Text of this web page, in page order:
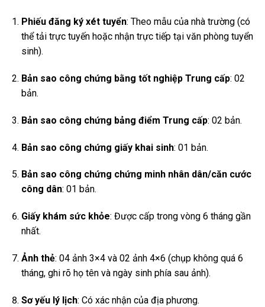
Phiếu đăng ký xét tuyển: Theo mẫu của nhà trường (có
thể tải trực tuyến hoặc nhận trực tiếp tại văn phòng tuyển
sinh).
Bản sao công chứng bằng tốt nghiệp Trung cấp: 02
bản.
Bản sao công chứng bảng điểm Trung cấp: 02 bản.
Bản sao công chứng giấy khai sinh: 01 bản.
Bản sao công chứng chứng minh nhân dân/căn cước
công dân: 01 bản.
Giấy khám sức khỏe: Được cấp trong vòng 6 tháng gần
nhất.
Ảnh thẻ: 04 ảnh 3×4 và 02 ảnh 4×6 (chụp không quá 6
tháng, ghi rõ họ tên và ngày sinh phía sau ảnh).
Sơ yếu lý lịch: Có xác nhận của địa phương.